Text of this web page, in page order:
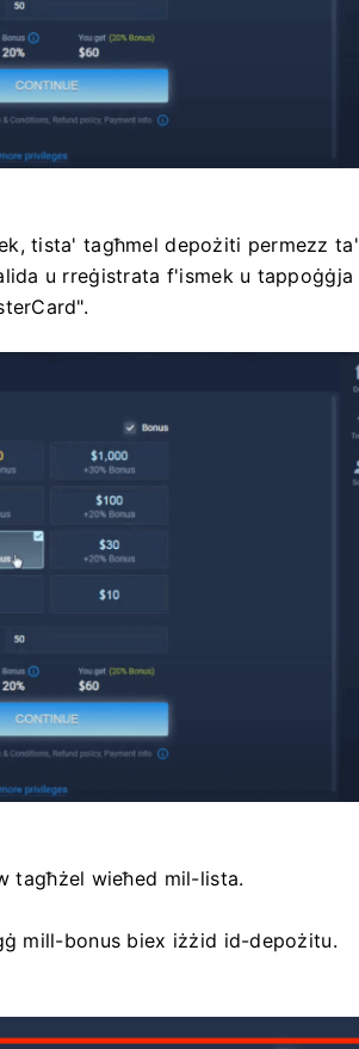
tista' tagħmel depożiti permezz ta'
u rreġistrata f'ismek u tappoġġja
tagħżel wieħed mil-lista.
mill-bonus biex iżżid id-depożitu.